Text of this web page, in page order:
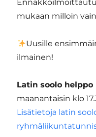
mukaan milloin
Uusille
ilmainen!
Latin soolo helppo
maanantaisin klo
Lisätietoja latin